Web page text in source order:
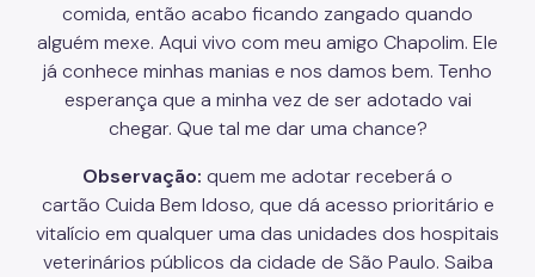
comida, então acabo ficando zangado quando
alguém mexe. Aqui vivo com meu amigo Chapolim. Ele
já conhece minhas manias e nos damos bem. Tenho
esperança que a minha vez de ser adotado vai
chegar. Que tal me dar uma chance?
Observação: quem me adotar receberá o
cartão Cuida Bem Idoso, que dá acesso prioritário e
vitalício em qualquer uma das unidades dos hospitais
veterinários públicos da cidade de São Paulo. Saiba